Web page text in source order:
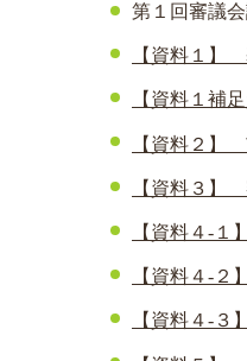
第１回審議
【資料１】
【資料１補
【資料２】
【資料３】
【資料４-
【資料４-
【資料４-